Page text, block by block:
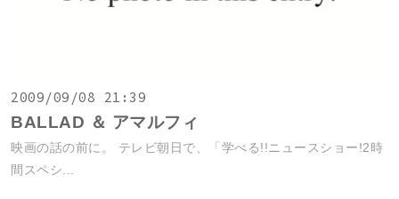
2009/09/08 21:39
BALLAD ＆ アマルフィ
映画の話の前に。 テレビ朝日で、「学べる!!ニュースショー!2時
間スペシ...